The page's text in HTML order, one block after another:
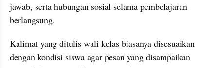
jawab, serta hubungan sosial selama pembelajaran
berlangsung.
Kalimat yang ditulis wali kelas biasanya disesuaikan
dengan kondisi siswa agar pesan yang disampaikan